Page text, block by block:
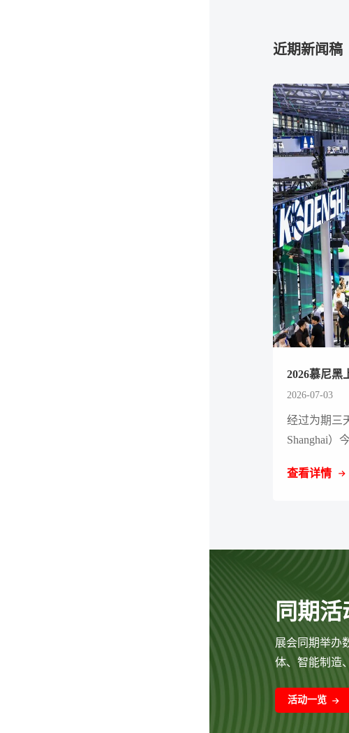
近期新闻稿
2026慕尼黑
2026-07-03
经过为期三
Shanghai）
到场参观。
查看详情
同期活
展会同期举办
体、智能制造
活动一览